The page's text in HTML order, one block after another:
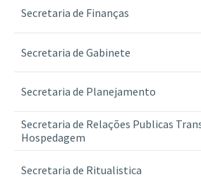
Secretaria de Finanças
Secretaria de Gabinete
Secretaria de Planejamento
Secretaria de Relações Publicas
Hospedagem
Secretaria de Ritualistica